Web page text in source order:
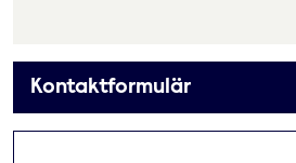
Kontaktformulär